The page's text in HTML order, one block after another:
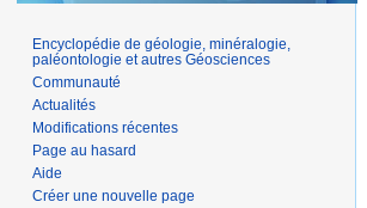
Encyclopédie de géologie, minéralogie,
paléontologie et autres Géosciences
Communauté
Actualités
Modifications récentes
Page au hasard
Aide
Créer une nouvelle page